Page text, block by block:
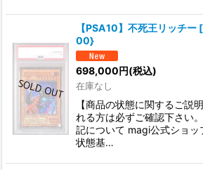
【PSA10】不死王リッチ
00}
698,000円(税込)
在庫なし
【商品の状態に関するご説
れる方は必ずご確認下さい
記について magi公式ショッ
状態基…